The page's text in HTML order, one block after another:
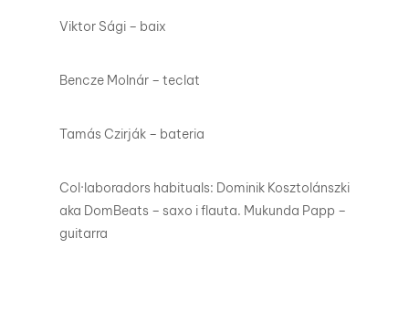
Viktor Sági – baix
Bencze Molnár – teclat
Tamás Czirják – bateria
Col·laboradors habituals: Dominik Kosztolánszki
aka DomBeats – saxo i flauta. Mukunda Papp –
guitarra